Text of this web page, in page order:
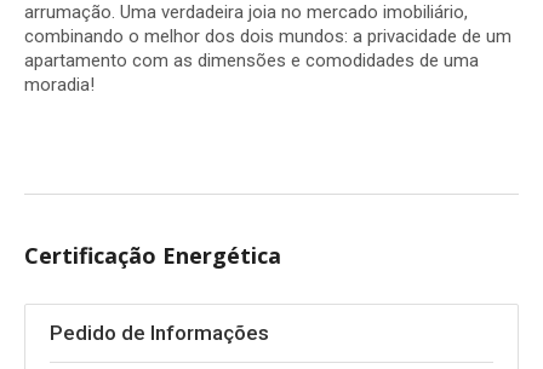
arrumação. Uma verdadeira joia no mercado imobiliário,
combinando o melhor dos dois mundos: a privacidade de um
apartamento com as dimensões e comodidades de uma
moradia!
Certificação Energética
Pedido de Informações